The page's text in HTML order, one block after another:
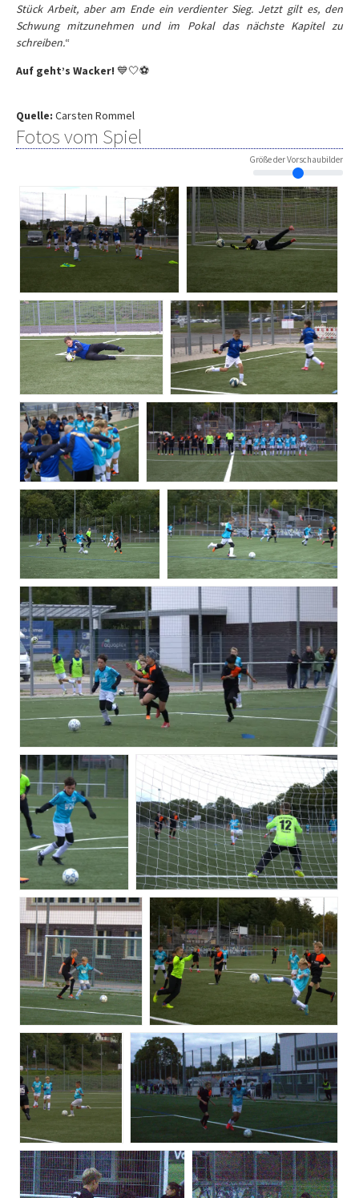
Stück Arbeit, aber am Ende ein verdienter Sieg. Jetzt gilt es, den
Schwung mitzunehmen und im Pokal das nächste Kapitel zu
schreiben.“
Auf geht’s Wacker! 💙🤍⚽
Quelle: Carsten Rommel
Fotos vom Spiel
Größe der Vorschaubilder